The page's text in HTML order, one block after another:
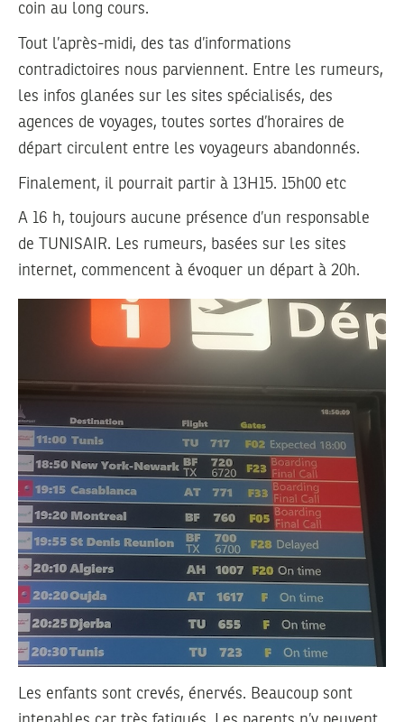
coin au long cours.
Tout l’après-midi, des tas d’informations
contradictoires nous parviennent. Entre les rumeurs,
les infos glanées sur les sites spécialisés, des
agences de voyages, toutes sortes d’horaires de
départ circulent entre les voyageurs abandonnés.
Finalement, il pourrait partir à 13H15. 15h00 etc
A 16 h, toujours aucune présence d’un responsable
de TUNISAIR. Les rumeurs, basées sur les sites
internet, commencent à évoquer un départ à 20h.
Les enfants sont crevés, énervés. Beaucoup sont